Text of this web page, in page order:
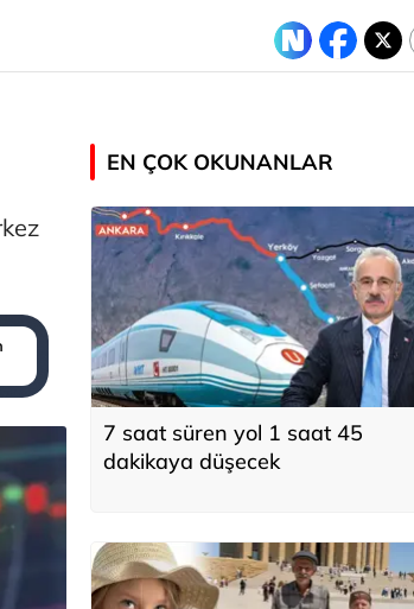
EN ÇOK OKUNANLAR
7 saat süren yol 1 saat 45
dakikaya düşecek